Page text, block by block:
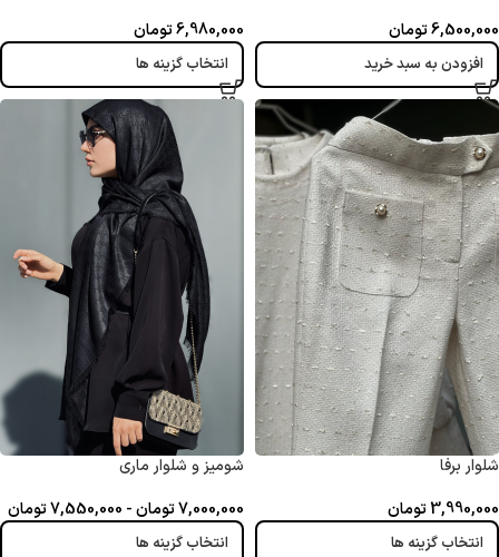
6,500,000تومان
افزودن به سبد خرید
6,980,000تومان
انتخاب گزینه ها
شلوار برفا
3,990,000تومان
انتخاب گزینه ها
شومیز و شلوار ماری
7,000,000تومان-
7,550,000تومان
انتخاب گزینه ها